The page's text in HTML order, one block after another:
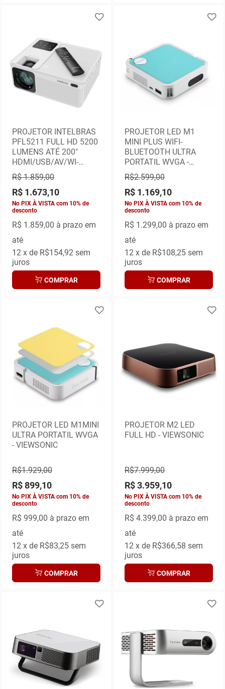
PROJETOR INTELBRAS
PFL5211 FULL HD 5200
LUMENS ATÉ 200"
HDMI/USB/AV/WI-
FI/BLUETOOTH
R$ 1.859,00
R$ 1.673,10
No PIX À VISTA com 10% de
desconto
R$ 1.859,00 à prazo em
até
12 x de R$154,92 sem
juros
COMPRAR
PROJETOR LED M1
MINI PLUS WIFI-
BLUETOOTH ULTRA
PORTATIL WVGA -
VIEWSONIC
R$2.599,00
R$ 1.169,10
No PIX À VISTA com 10% de
desconto
R$ 1.299,00 à prazo em
até
12 x de R$108,25sem
juros
COMPRAR
PROJETOR LED M1MINI
ULTRA PORTATIL WVGA
- VIEWSONIC
R$1.929,00
R$ 899,10
No PIX À VISTA com 10% de
desconto
R$ 999,00 à prazo em
até
12x de R$83,25sem
juros
COMPRAR
PROJETOR M2 LED
FULL HD - VIEWSONIC
R$7.999,00
R$ 3.959,10
No PIX À VISTA com 10% de
desconto
R$ 4.399,00 à prazo em
até
12x de R$366,58 sem
juros
COMPRAR